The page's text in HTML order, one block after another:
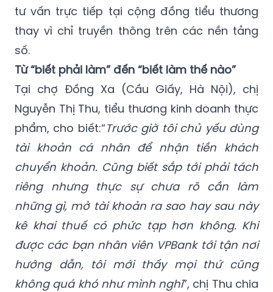
tư vấn trực tiếp tại cộng đồng tiểu thương
thay vì chỉ truyền thông trên các nền tảng
số.
Từ “biết phải làm” đến “biết làm thế nào”
Tại chợ Đồng Xa (Cầu Giấy, Hà Nội), chị
Nguyễn Thị Thu, tiểu thương kinh doanh thực
phẩm, cho biết:“Trước giờ tôi chủ yếu dùng
tài khoản cá nhân để nhận tiền khách
chuyển khoản. Cũng biết sắp tới phải tách
riêng nhưng thực sự chưa rõ cần làm
những gì, mở tài khoản ra sao hay sau này
kê khai thuế có phức tạp hơn không. Khi
được các bạn nhân viên VPBank tới tận nơi
hướng dẫn, tôi mới thấy mọi thứ cũng
không quá khó như mình nghĩ”, chị Thu chia